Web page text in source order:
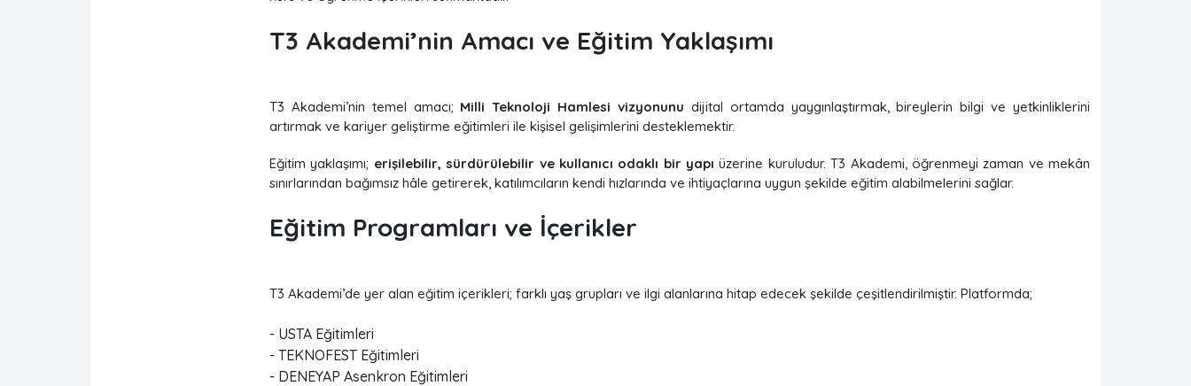
T3 Akademi’nin Amacı ve Eğitim Yaklaşımı
T3 Akademi’nin temel amacı; Milli Teknoloji Hamlesi vizyonunu dijital ortamda yaygınlaştırmak, bireylerin bilgi ve yetkinliklerini
artırmak ve kariyer geliştirme eğitimleri ile kişisel gelişimlerini desteklemektir.
Eğitim yaklaşımı; erişilebilir, sürdürülebilir ve kullanıcı odaklı bir yapıüzerine kuruludur. T3 Akademi, öğrenmeyi zaman ve mekân
sınırlarından bağımsız hâle getirerek, katılımcıların kendi hızlarında ve ihtiyaçlarına uygun şekilde eğitim alabilmelerini sağlar.
Eğitim Programları ve İçerikler
T3 Akademi’de yer alan eğitim içerikleri; farklı yaş grupları ve ilgi alanlarına hitap edecek şekilde çeşitlendirilmiştir. Platformda;
- USTA Eğitimleri
- TEKNOFEST Eğitimleri
- DENEYAP Asenkron Eğitimleri